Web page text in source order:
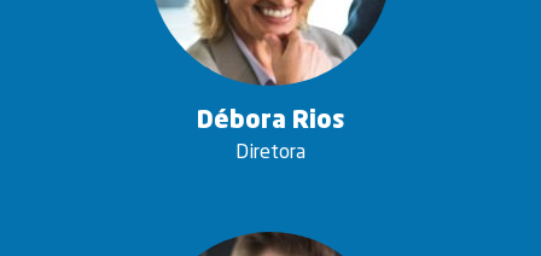
Débora Rios
Diretora